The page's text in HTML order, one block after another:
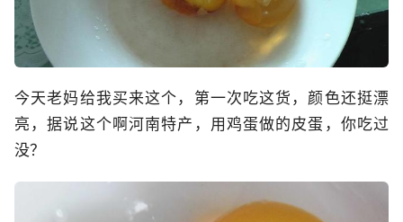
今天老妈给我买来这个，第一次吃这货，颜色还挺漂
亮，据说这个啊河南特产，用鸡蛋做的皮蛋，你吃过
没？